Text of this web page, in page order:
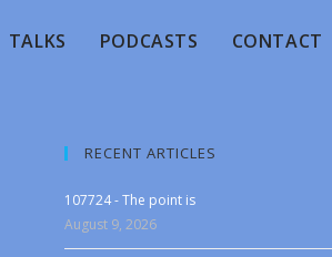
TALKS PODCASTS CONTACT
RECENT ARTICLES
107724 - The point is
August 9, 2026